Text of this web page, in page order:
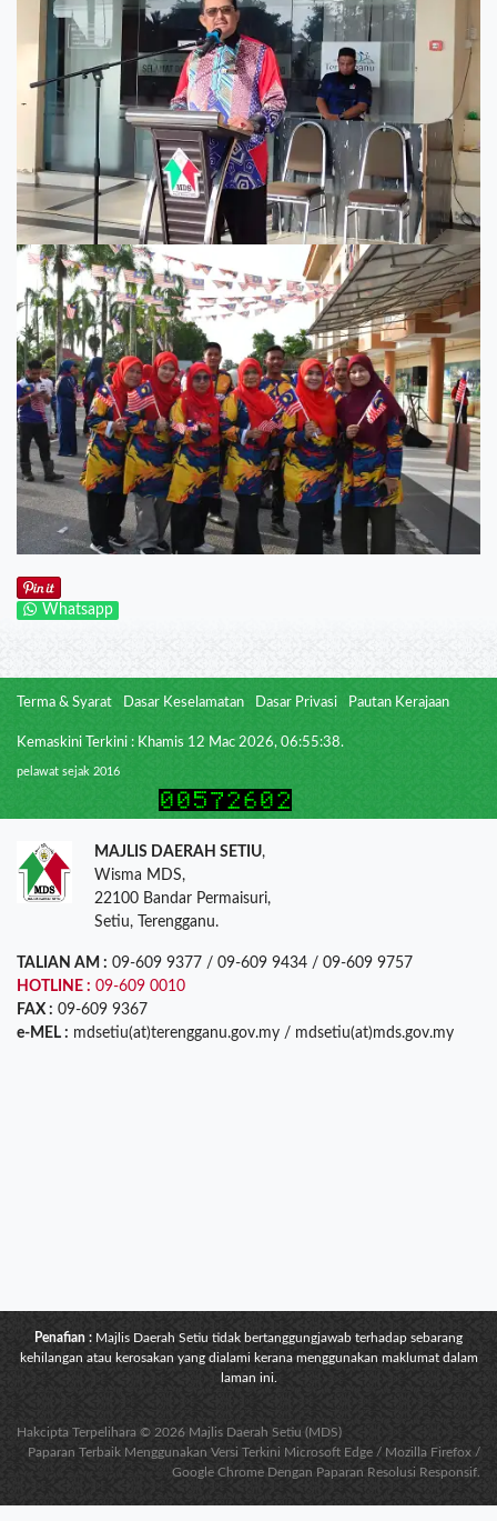
Whatsapp
Terma & Syarat Dasar Keselamatan Dasar Privasi Pautan Kerajaan
Kemaskini Terkini : Khamis 12 Mac 2026, 06:55:38.
pelawat sejak 2016
MAJLIS DAERAH SETIU,
Wisma MDS,
22100 Bandar Permaisuri,
Setiu, Terengganu.
TALIAN AM : 09-609 9377 / 09-609 9434 / 09-609 9757
HOTLINE : 09-609 0010
FAX : 09-609 9367
e-MEL : mdsetiu(at)terengganu.gov.my / mdsetiu(at)mds.gov.my
Penafian : Majlis Daerah Setiu tidak bertanggungjawab terhadap sebarang
kehilangan atau kerosakan yang dialami kerana menggunakan maklumat dalam
laman ini.
Hakcipta Terpelihara © 2026 Majlis Daerah Setiu (MDS)
Paparan Terbaik Menggunakan Versi Terkini Microsoft Edge / Mozilla Firefox /
Google Chrome Dengan Paparan Resolusi Responsif.